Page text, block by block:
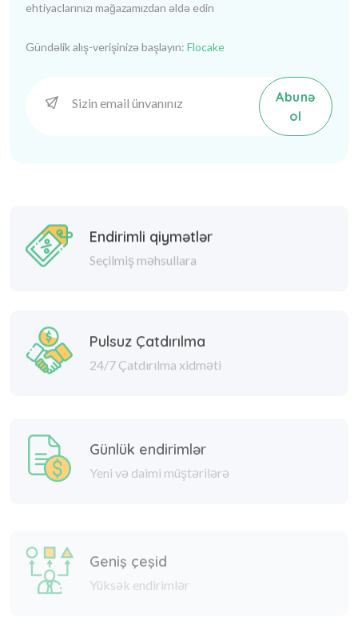
ehtiyaclarınızı mağazamızdan əldə edin
Gündəlik alış-verişinizə başlayın: Flocake
Abunə
ol
Endirimli qiymətlər
24/7 Çatdırılma xidməti
Yeni və daimi müştərilərə
Yüksək endirimlər